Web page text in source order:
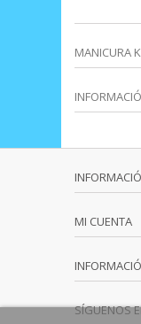
MANICURA
MI CUENTA
SÍGUENOS